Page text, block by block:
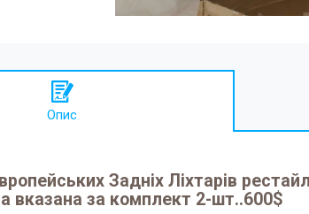
Опис
Задніх Ліхтарів
вказана за комплект 2-шт..600$